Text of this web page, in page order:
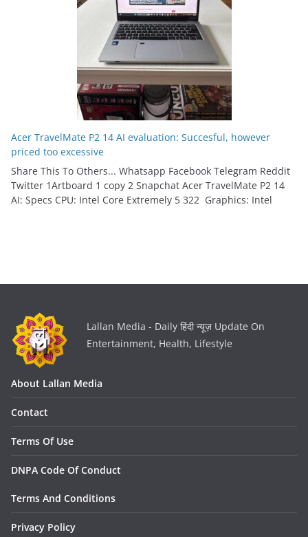
Acer TravelMate P2 14 AI evaluation: Succesful, however
priced too excessive
Share This To Others... Whatsapp Facebook Telegram Reddit
Twitter 1Artboard 1 copy 2 Snapchat Acer TravelMate P2 14
AI: Specs CPU: Intel Core Extremely 5 322 Graphics: Intel
Lallan Media - Daily हिंदी न्यूज़ Update On
Entertainment, Health, Lifestyle
About Lallan Media
Contact
Terms Of Use
DNPA Code Of Conduct
Terms And Conditions
Privacy Policy